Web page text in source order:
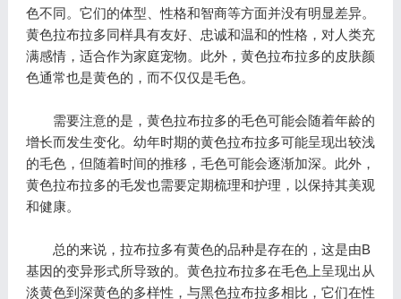
色不同。它们的体型、性格和智商等方面并没有明显差异。
黄色拉布拉多同样具有友好、忠诚和温和的性格，对人类充
满感情，适合作为家庭宠物。此外，黄色拉布拉多的皮肤颜
色通常也是黄色的，而不仅仅是毛色。
需要注意的是，黄色拉布拉多的毛色可能会随着年龄的
增长而发生变化。幼年时期的黄色拉布拉多可能呈现出较浅
的毛色，但随着时间的推移，毛色可能会逐渐加深。此外，
黄色拉布拉多的毛发也需要定期梳理和护理，以保持其美观
和健康。
总的来说，拉布拉多有黄色的品种是存在的，这是由B
基因的变异形式所导致的。黄色拉布拉多在毛色上呈现出从
淡黄色到深黄色的多样性，与黑色拉布拉多相比，它们在性